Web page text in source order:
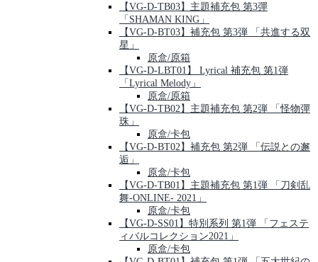
【VG-D-TB03】主題補充包 第3彈
「SHAMAN KING」
【VG-D-BT03】補充包 第3弾 「共進する双
星」
原盒/原箱
【VG-D-LBT01】 Lyrical 補充包 第1弾
「Lyrical Melody」
原盒/原箱
【VG-D-TB02】主題補充包 第2弾 「怪物彈
珠」
原盒/卡包
【VG-D-BT02】補充包 第2弾 「伝説との邂
逅」
原盒/卡包
【VG-D-TB01】主題補充包 第1弾 「刀剣乱
舞-ONLINE- 2021」
原盒/卡包
【VG-D-SS01】特別系列 第1弾 「フェステ
ィバルコレクション2021」
原盒/卡包